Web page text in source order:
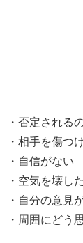
・否定される
・相手を傷つ
・自信がない
・空気を壊し
・自分の意見
・周囲にどう